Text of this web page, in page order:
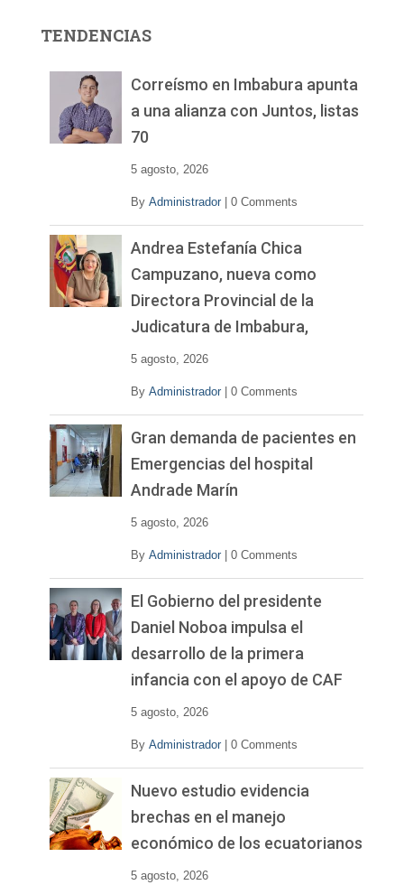
d
TENDENCIAS
Correísmo en Imbabura apunta
a una alianza con Juntos, listas
70
5 agosto, 2026
By Administrador 0 Comments
Andrea Estefanía Chica
Campuzano, nueva como
Directora Provincial de la
Judicatura de Imbabura,
5 agosto, 2026
By Administrador 0 Comments
Gran demanda de pacientes en
Emergencias del hospital
Andrade Marín
5 agosto, 2026
By Administrador 0 Comments
El Gobierno del presidente
Daniel Noboa impulsa el
desarrollo de la primera
infancia con el apoyo de CAF
5 agosto, 2026
By Administrador 0 Comments
Nuevo estudio evidencia
brechas en el manejo
económico de los ecuatorianos
5 agosto, 2026